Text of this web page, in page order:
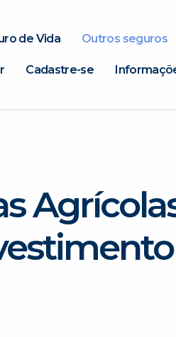
de Vida Outros seguros
Cadastre-se